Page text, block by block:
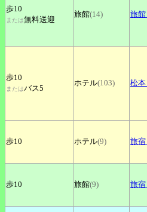
歩10
または無料送迎
旅館(14) 旅館
歩10
またはバス5
ホテル(103) 松本
歩10 ホテル(9) 旅宿
歩10 旅館(9) 旅宿